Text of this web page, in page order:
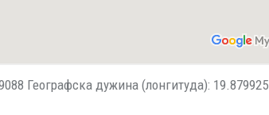
Географска дужина (лонгитуда): 19.879925